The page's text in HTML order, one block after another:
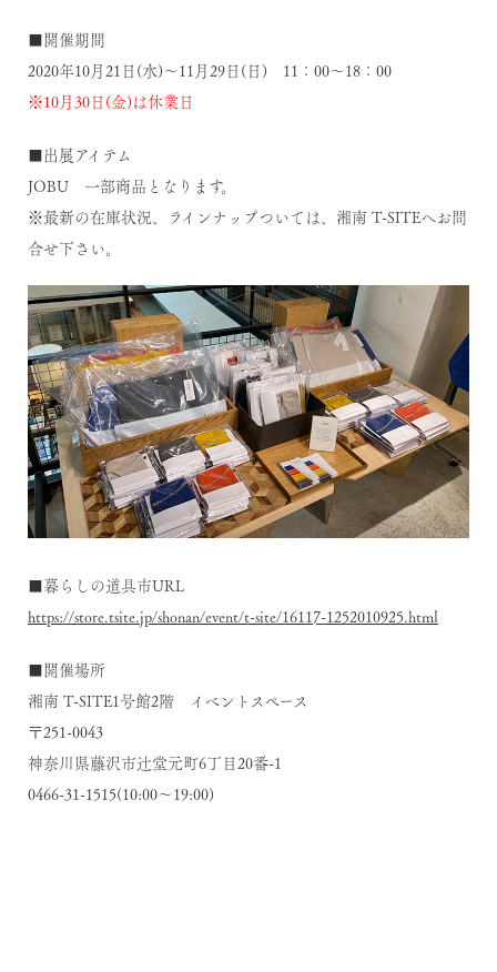
■開催期間
2020年10月21日(水)～11月29日(日) 11：00～18：00
※10月30日(金)は休業日
■出展アイテム
JOBU 一部商品となります。
※最新の在庫状況、ラインナップついては、湘南 T-SITEへお問
合せ下さい。
■暮らしの道具市URL
https://store.tsite.jp/shonan/event/t-site/16117-1252010925.html
■開催場所
湘南 T-SITE1号館2階 イベントスペース
〒251-0043
神奈川県藤沢市辻堂元町6丁目20番-1
0466-31-1515(10:00～19:00)